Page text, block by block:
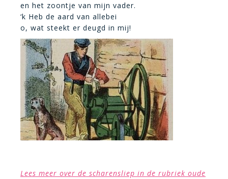
en het zoontje van mijn vader.
‘k Heb de aard van allebei
o, wat steekt er deugd in mij!
Lees meer over de scharensliep in de rubriek oude